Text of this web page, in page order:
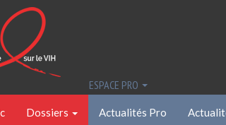
ESPACE PRO
Dossiers Actualités Pro